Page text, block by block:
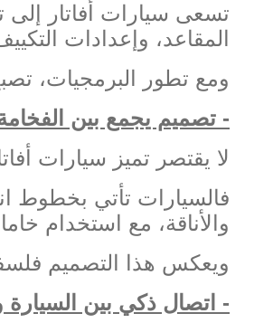
تسعى سيارات أفاتار
المقاعد، وإعدادات
ومع تطور البرمجيات،
- تصميم يجمع بين الفخامة
لا يقتصر تميز سيارات
فالسيارات تأتي بخطوط
والأناقة، مع استخدام
ويعكس هذا التصميم
- اتصال ذكي بين السيارة